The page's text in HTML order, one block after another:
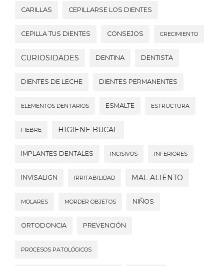
CARILLAS CEPILLARSE LOS DIENTES
CEPILLA TUS DIENTES CONSEJOS CRECIMIENTO
CURIOSIDADES DENTINA DENTISTA
DIENTES DE LECHE DIENTES PERMANENTES
ELEMENTOS DENTARIOS ESMALTE ESTRUCTURA
FIEBRE HIGIENE BUCAL
IMPLANTES DENTALES INCISIVOS INFERIORES
INVISALIGN IRRITABILIDAD MAL ALIENTO
MOLARES MORDER OBJETOS NIÑOS
ORTODONCIA PREVENCIÓN
PROCESOS PATOLÓGICOS